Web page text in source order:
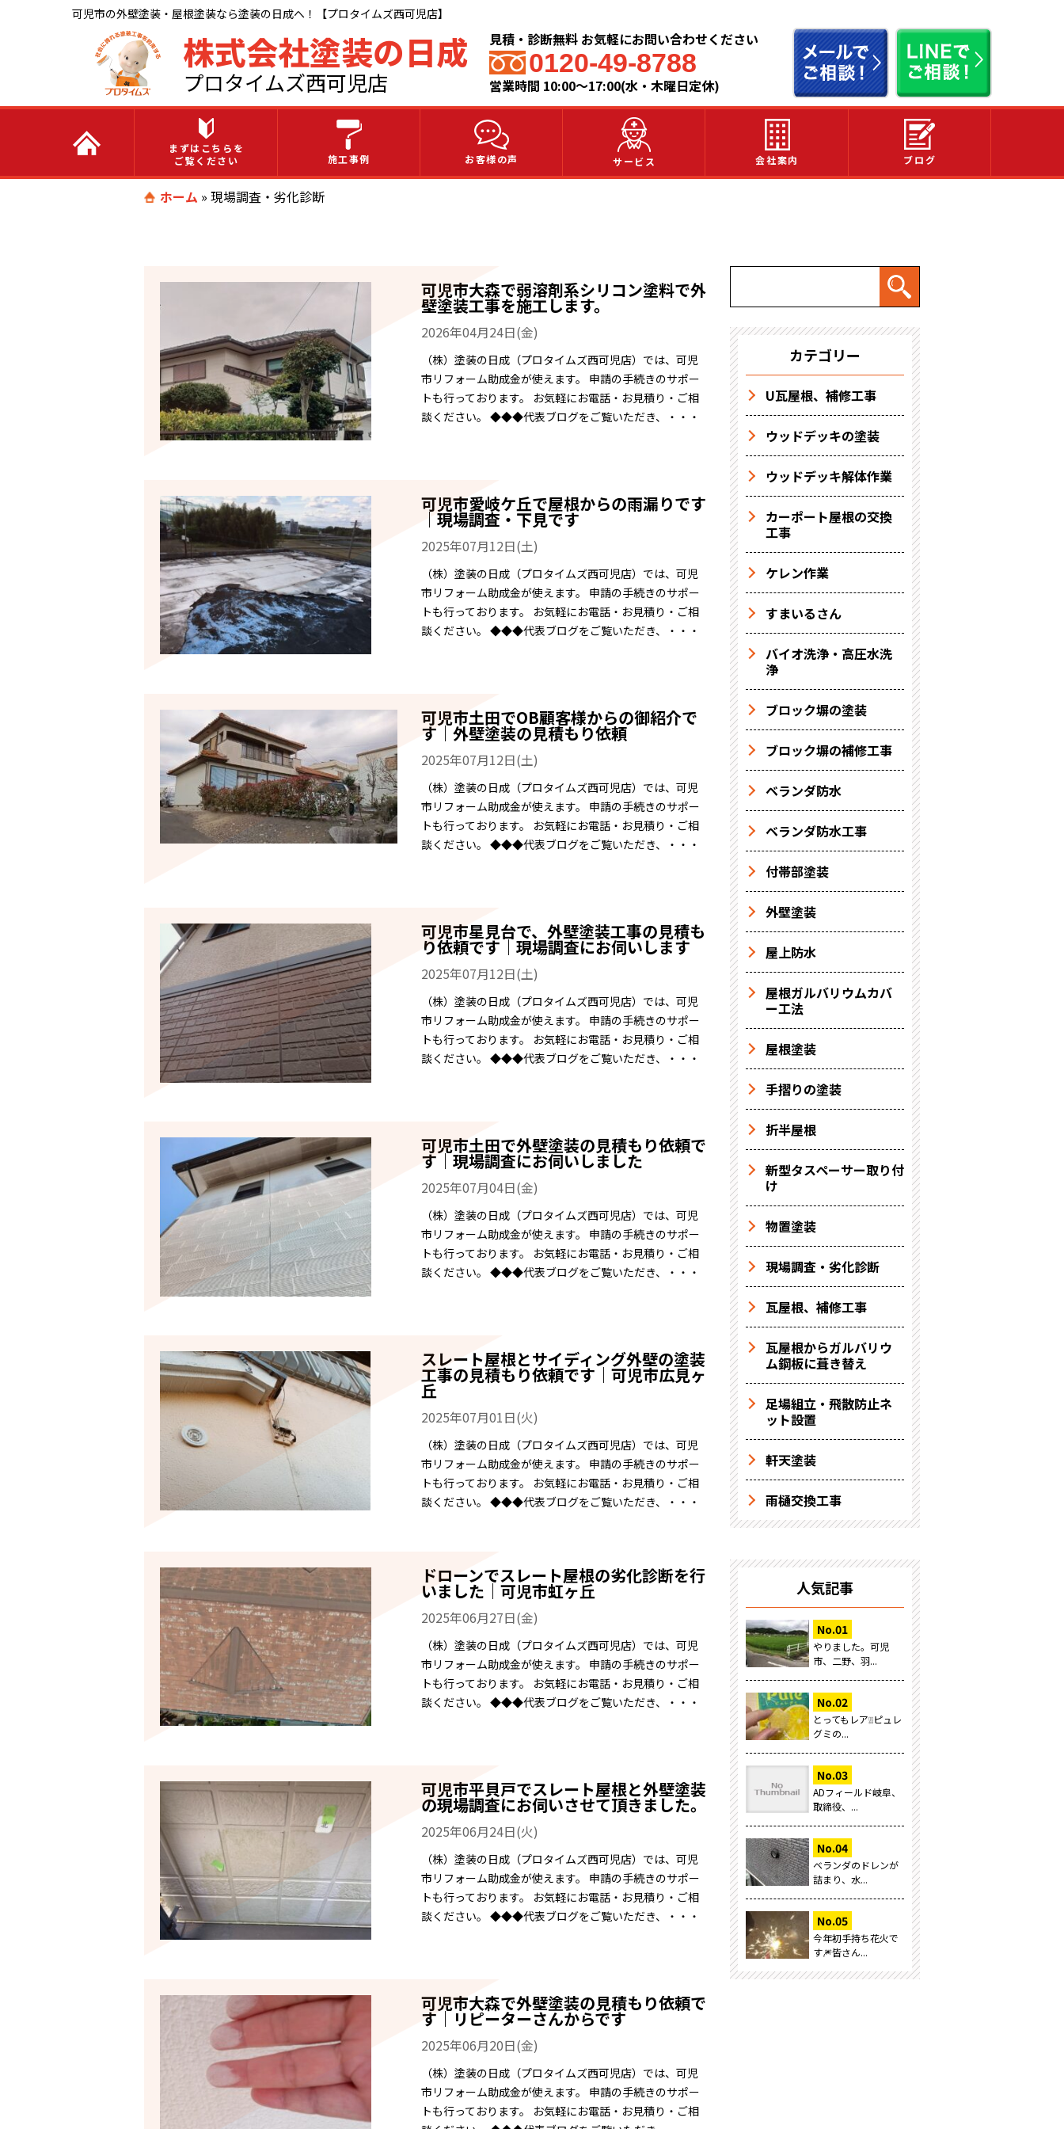
可児市の外壁塗装・屋根塗装なら塗装の日成へ！【プロタイムズ西可児店】
株式会社塗装の日成
プロタイムズ西可児店
見積・診断無料 お気軽にお問い合わせください
0120-49-8788
営業時間 10:00～17:00(水・木曜日定休)
まずはこちらを
ご覧ください
施工事例 お客様の声 サービス 会社案内 ブログ
ホーム » 現場調査・劣化診断
可児市大森で弱溶剤系シリコン塗料で外
壁塗装工事を施工します。
2026年04月24日(金)
（株）塗装の日成（プロタイムズ西可児店）では、可児
市リフォーム助成金が使えます。 申請の手続きのサポー
トも行っております。 お気軽にお電話・お見積り・ご相
談ください。 ◆◆◆代表ブログをご覧いただき、・・・
可児市愛岐ケ丘で屋根からの雨漏りです
｜現場調査・下見です
2025年07月12日(土)
（株）塗装の日成（プロタイムズ西可児店）では、可児
市リフォーム助成金が使えます。 申請の手続きのサポー
トも行っております。 お気軽にお電話・お見積り・ご相
談ください。 ◆◆◆代表ブログをご覧いただき、・・・
可児市土田でOB顧客様からの御紹介で
す｜外壁塗装の見積もり依頼
2025年07月12日(土)
（株）塗装の日成（プロタイムズ西可児店）では、可児
市リフォーム助成金が使えます。 申請の手続きのサポー
トも行っております。 お気軽にお電話・お見積り・ご相
談ください。 ◆◆◆代表ブログをご覧いただき、・・・
可児市星見台で、外壁塗装工事の見積も
り依頼です｜現場調査にお伺いします
2025年07月12日(土)
（株）塗装の日成（プロタイムズ西可児店）では、可児
市リフォーム助成金が使えます。 申請の手続きのサポー
トも行っております。 お気軽にお電話・お見積り・ご相
談ください。 ◆◆◆代表ブログをご覧いただき、・・・
可児市土田で外壁塗装の見積もり依頼で
す｜現場調査にお伺いしました
2025年07月04日(金)
（株）塗装の日成（プロタイムズ西可児店）では、可児
市リフォーム助成金が使えます。 申請の手続きのサポー
トも行っております。 お気軽にお電話・お見積り・ご相
談ください。 ◆◆◆代表ブログをご覧いただき、・・・
スレート屋根とサイディング外壁の塗装
工事の見積もり依頼です｜可児市広見ヶ
丘
2025年07月01日(火)
（株）塗装の日成（プロタイムズ西可児店）では、可児
市リフォーム助成金が使えます。 申請の手続きのサポー
トも行っております。 お気軽にお電話・お見積り・ご相
談ください。 ◆◆◆代表ブログをご覧いただき、・・・
ドローンでスレート屋根の劣化診断を行
いました｜可児市虹ヶ丘
2025年06月27日(金)
（株）塗装の日成（プロタイムズ西可児店）では、可児
市リフォーム助成金が使えます。 申請の手続きのサポー
トも行っております。 お気軽にお電話・お見積り・ご相
談ください。 ◆◆◆代表ブログをご覧いただき、・・・
可児市平貝戸でスレート屋根と外壁塗装
の現場調査にお伺いさせて頂きました。
2025年06月24日(火)
（株）塗装の日成（プロタイムズ西可児店）では、可児
市リフォーム助成金が使えます。 申請の手続きのサポー
トも行っております。 お気軽にお電話・お見積り・ご相
談ください。 ◆◆◆代表ブログをご覧いただき、・・・
可児市大森で外壁塗装の見積もり依頼で
す｜リピーターさんからです
2025年06月20日(金)
（株）塗装の日成（プロタイムズ西可児店）では、可児
市リフォーム助成金が使えます。 申請の手続きのサポー
トも行っております。 お気軽にお電話・お見積り・ご相
カテゴリー
U瓦屋根、補修工事
ウッドデッキの塗装
ウッドデッキ解体作業
カーポート屋根の交換
工事
ケレン作業
すまいるさん
バイオ洗浄・高圧水洗
浄
ブロック塀の塗装
ブロック塀の補修工事
ベランダ防水
ベランダ防水工事
付帯部塗装
外壁塗装
屋上防水
屋根ガルバリウムカバ
ー工法
屋根塗装
手摺りの塗装
折半屋根
新型タスペーサー取り付
け
物置塗装
現場調査・劣化診断
瓦屋根、補修工事
瓦屋根からガルバリウ
ム鋼板に葺き替え
足場組立・飛散防止ネ
ット設置
軒天塗装
雨樋交換工事
人気記事
やりました。可児
市、二野、羽...
とってもレア❕❕ピュレ
グミの...
ADフィールド岐阜、
取締役、...
ベランダのドレンが
詰まり、水...
今年初手持ち花火で
す🎆皆さん...